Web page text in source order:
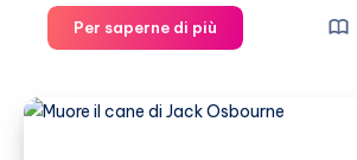
Per saperne di più
Osbourne
senza